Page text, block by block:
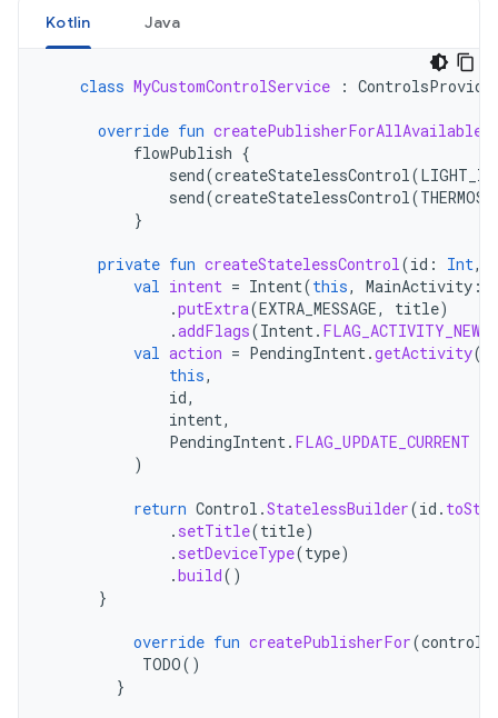
Kotlin Java
class MyCustomControlService :
override fun createPublisherForAllAvailable
flowPublish {
send(createStatelessControl(LIGHT_ID
send(createStatelessControl(
}
private fun createStatelessControl(id : Int,
val intent = Intent(this, MainActivity ::
.putExtra(EXTRA_MESSAGE, title)
.addFlags(Intent.
val action = PendingIntent.getActivity(
this,
id,
intent,
PendingIntent. FLAG_UPDATE_CURRENT
)
return Control .StatelessBuilder(id .
. setTitle(title)
. setDeviceType(type)
.build()
}
override fun createPublisherFor(
TODO()
}